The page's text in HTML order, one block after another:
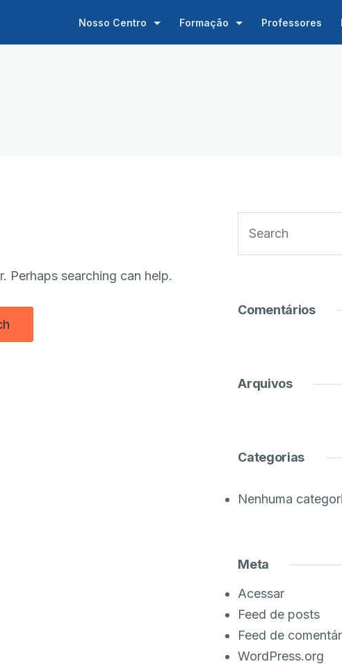
Nosso Centro Formação Professores
Perhaps searching can help.
Comentários
Arquivos
Categorias
Nenhuma
Meta
Acessar
Feed de posts
Feed de
WordPress.org